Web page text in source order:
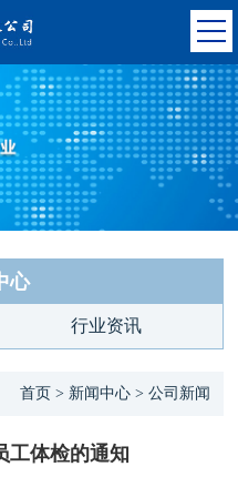
心
行业资讯
首页 > 新闻中心 > 公司新闻
工体检的通知